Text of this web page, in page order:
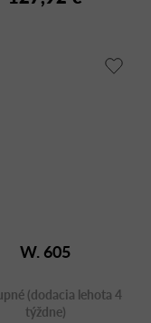
W. 605
(dodacia lehota 4
týždne)